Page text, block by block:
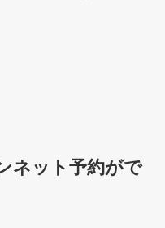
ネット予約がで